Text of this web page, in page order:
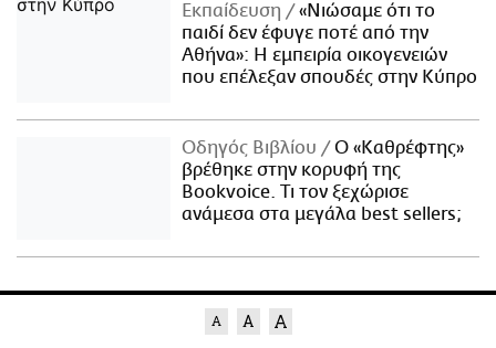
Εκπαίδευση
«Νιώσαμε ότι το
παιδί δεν έφυγε ποτέ από την
Αθήνα»: Η εμπειρία οικογενειών
που επέλεξαν σπουδές στην Κύπρο
Οδηγός Βιβλίου
Ο «Καθρέφτης»
βρέθηκε στην κορυφή της
Bookvoice. Τι τον ξεχώρισε
ανάμεσα στα μεγάλα best sellers;